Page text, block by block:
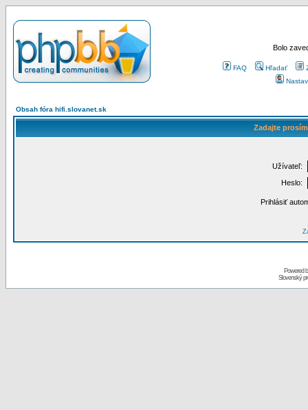
Bolo
FAQ Hľadať
Obsah fóra hifi.slovanet.sk
Zadajte
Užívateľ:
Heslo:
Prihlásiť
Powered
Slovenský